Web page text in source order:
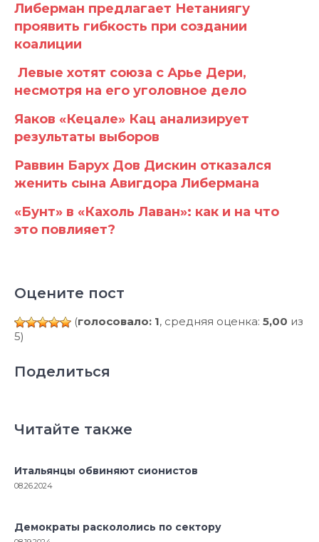
Либерман предлагает Нетаниягу
проявить гибкость при создании
коалиции
Левые хотят союза с Арье Дери,
несмотря на его уголовное дело
Яаков «Кецале» Кац анализирует
результаты выборов
Раввин Барух Дов Дискин отказался
женить сына Авигдора Либермана
«Бунт» в «Кахоль Лаван»: как и на что
это повлияет?
Оцените пост
(голосовало: 1, средняя оценка: 5,00 из
5)
Поделиться
Читайте также
Итальянцы обвиняют сионистов
08.26.2024
Демократы раскололись по сектору